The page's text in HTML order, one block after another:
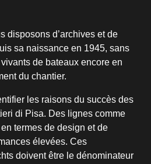
disposons d’archives et de
sa naissance en 1945, sans
de bateaux encore en
du chantier.
les raisons du succès des
di Pisa. Des lignes comme
termes de design et de
élevées. Ces
doivent être le dénominateur